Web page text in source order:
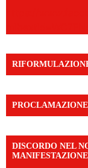
DISCORDO NEL